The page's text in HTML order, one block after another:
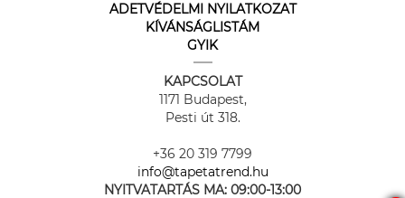
ADETVÉDELMI NYILATKOZAT
KÍVÁNSÁGLISTÁM
GYIK
KAPCSOLAT
1171 Budapest,
Pesti út 318.
+36 20 319 7799
info@tapetatrend.hu
NYITVATARTÁS MA: 09:00-13:00